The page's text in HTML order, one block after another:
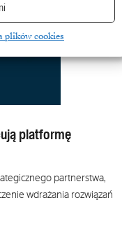
plików cookies
platformę
partnerstwa,
wdrażania rozwiązań